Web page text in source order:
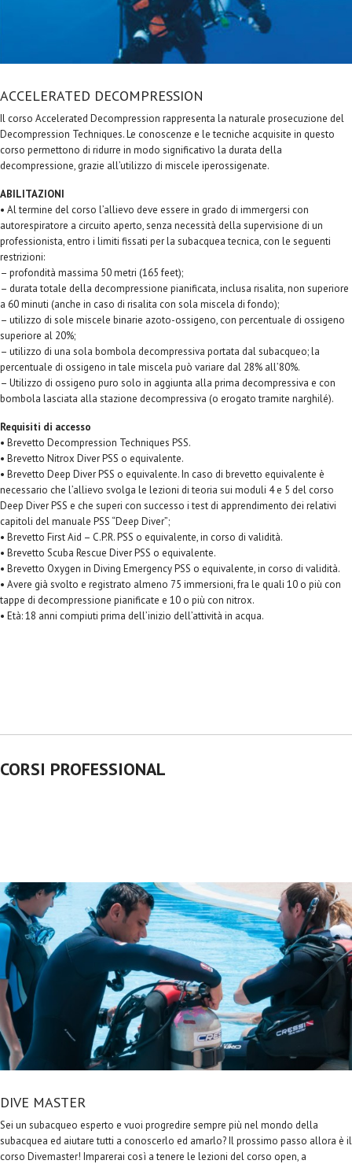
ACCELERATED DECOMPRESSION
Il corso Accelerated Decompression rappresenta la naturale prosecuzione del
Decompression Techniques. Le conoscenze e le tecniche acquisite in questo
corso permettono di ridurre in modo significativo la durata della
decompressione, grazie all’utilizzo di miscele iperossigenate.
ABILITAZIONI
• Al termine del corso l’allievo deve essere in grado di immergersi con
autorespiratore a circuito aperto, senza necessità della supervisione di un
professionista, entro i limiti fissati per la subacquea tecnica, con le seguenti
restrizioni:
– profondità massima 50 metri (165 feet);
– durata totale della decompressione pianificata, inclusa risalita, non superiore
a 60 minuti (anche in caso di risalita con sola miscela di fondo);
– utilizzo di sole miscele binarie azoto-ossigeno, con percentuale di ossigeno
superiore al 20%;
– utilizzo di una sola bombola decompressiva portata dal subacqueo; la
percentuale di ossigeno in tale miscela può variare dal 28% all’80%.
– Utilizzo di ossigeno puro solo in aggiunta alla prima decompressiva e con
bombola lasciata alla stazione decompressiva (o erogato tramite narghilé).
Requisiti di accesso
• Brevetto Decompression Techniques PSS.
• Brevetto Nitrox Diver PSS o equivalente.
• Brevetto Deep Diver PSS o equivalente. In caso di brevetto equivalente è
necessario che l’allievo svolga le lezioni di teoria sui moduli 4 e 5 del corso
Deep Diver PSS e che superi con successo i test di apprendimento dei relativi
capitoli del manuale PSS “Deep Diver”;
• Brevetto First Aid – C.P.R. PSS o equivalente, in corso di validità.
• Brevetto Scuba Rescue Diver PSS o equivalente.
• Brevetto Oxygen in Diving Emergency PSS o equivalente, in corso di validità.
• Avere già svolto e registrato almeno 75 immersioni, fra le quali 10 o più con
tappe di decompressione pianificate e 10 o più con nitrox.
• Età: 18 anni compiuti prima dell’inizio dell’attività in acqua.
CORSI PROFESSIONAL
DIVE MASTER
Sei un subacqueo esperto e vuoi progredire sempre più nel mondo della
subacquea ed aiutare tutti a conoscerlo ed amarlo? Il prossimo passo allora è il
corso Divemaster! Imparerai così a tenere le lezioni del corso open, a